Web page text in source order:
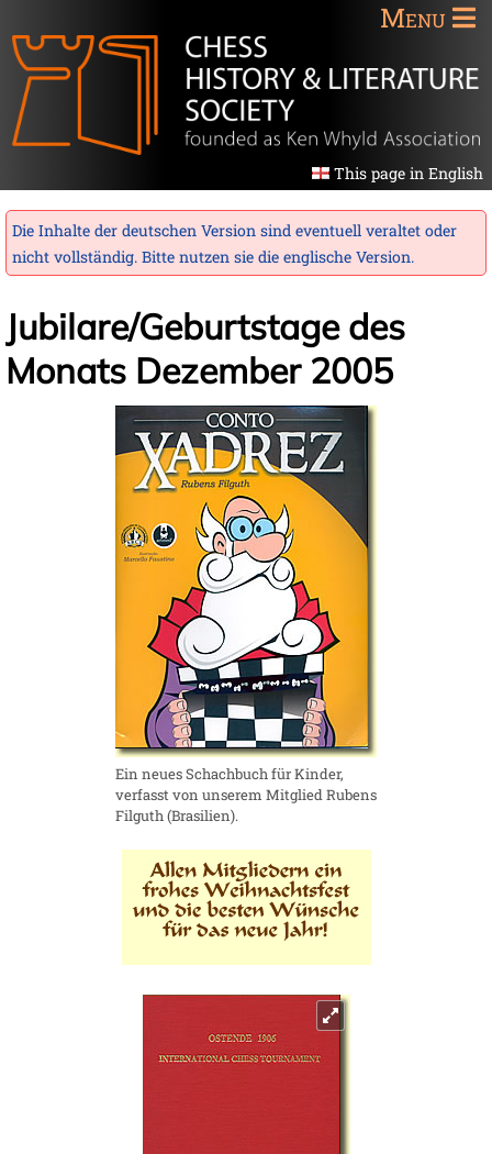
Menu
This page in English
Die Inhalte der deutschen Version sind eventuell veraltet oder
nicht vollständig. Bitte nutzen sie die englische Version.
Jubilare/Geburtstage des
Monats Dezember 2005
Ein neues Schachbuch für Kinder,
verfasst von unserem Mitglied Rubens
Filguth (Brasilien).